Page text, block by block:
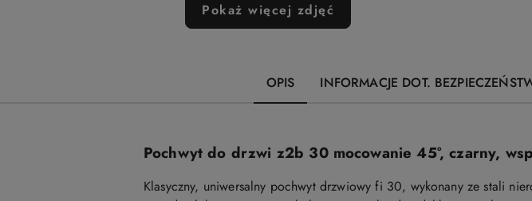
Pokaż więcej zdjęć
OPIS INFORMACJE DOT.
Pochwyt do drzwi z2b 30 mocowanie 45°, czarny,
Klasyczny, uniwersalny pochwyt drzwiowy fi 30, wykonany ze stali